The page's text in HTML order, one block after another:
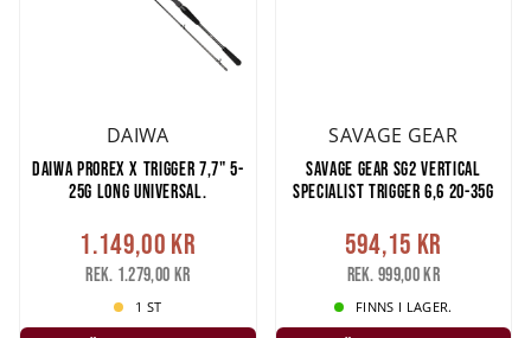
DAIWA
DAIWA PROREX X TRIGGER 7,7" 5-
25G LONG UNIVERSAL.
1.149,00 kr
Rek. 1.279,00 kr
1 ST
SAVAGE GEAR
SAVAGE GEAR SG2 VERTICAL
SPECIALIST TRIGGER 6,6 20-35G
594,15 kr
Rek. 999,00 kr
FINNS I LAGER.